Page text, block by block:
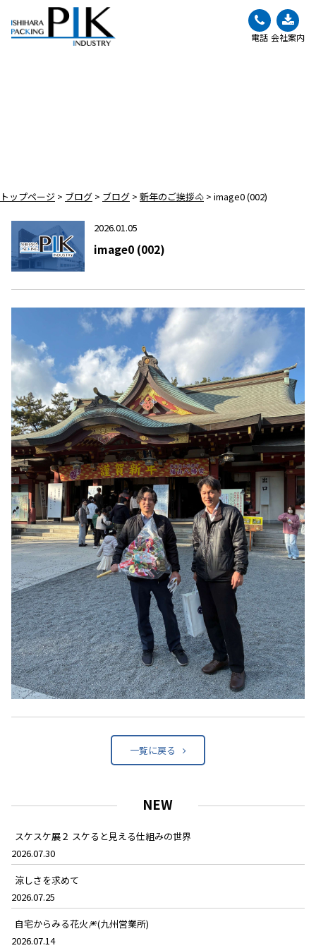
電話 会社案内
トップページ > ブログ > ブログ > 新年のご挨拶🐴 > image0 (002)
2026.01.05
image0 (002)
一覧に戻る
NEW
スケスケ展２ スケると見える仕組みの世界
2026.07.30
涼しさを求めて
2026.07.25
自宅からみる花火🎆(九州営業所)
2026.07.14